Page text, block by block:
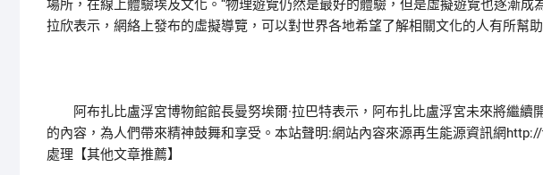
場所，在線上體驗埃及文化。“物理遊覽仍然是最好的體驗，但是虛擬遊覽也逐漸成
拉欣表示，網絡上發布的虛擬導覽，可以對世界各地希望了解相關文化的人有所幫助
阿布扎比盧浮宮博物館館長曼努埃爾·拉巴特表示，阿布扎比盧浮宮未來將繼續
的內容，為人們帶來精神鼓舞和享受。本站聲明:網站內容來源再生能源資訊網
處理【其他文章推薦】